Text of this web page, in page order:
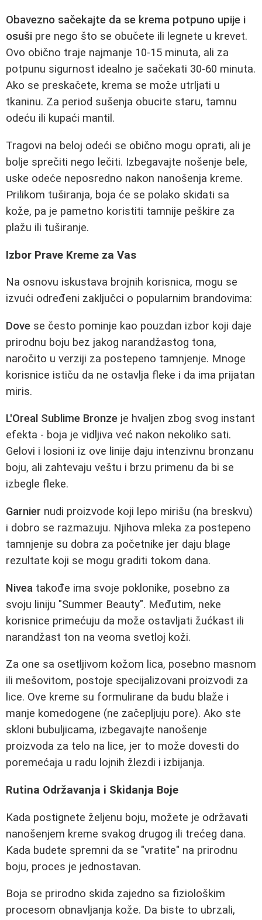
Obavezno sačekajte da se krema potpuno upije i
osuši pre nego što se obučete ili legnete u krevet.
Ovo obično traje najmanje 10-15 minuta, ali za
potpunu sigurnost idealno je sačekati 30-60 minuta.
Ako se preskačete, krema se može utrljati u
tkaninu. Za period sušenja obucite staru, tamnu
odeću ili kupaći mantil.
Tragovi na beloj odeći se obično mogu oprati, ali je
bolje sprečiti nego lečiti. Izbegavajte nošenje bele,
uske odeće neposredno nakon nanošenja kreme.
Prilikom tuširanja, boja će se polako skidati sa
kože, pa je pametno koristiti tamnije peškire za
plažu ili tuširanje.
Izbor Prave Kreme za Vas
Na osnovu iskustava brojnih korisnica, mogu se
izvući određeni zaključci o popularnim brandovima:
Dove se često pominje kao pouzdan izbor koji daje
prirodnu boju bez jakog narandžastog tona,
naročito u verziji za postepeno tamnjenje. Mnoge
korisnice ističu da ne ostavlja fleke i da ima prijatan
miris.
L'Oreal Sublime Bronze je hvaljen zbog svog instant
efekta - boja je vidljiva već nakon nekoliko sati.
Gelovi i losioni iz ove linije daju intenzivnu bronzanu
boju, ali zahtevaju veštu i brzu primenu da bi se
izbegle fleke.
Garnier nudi proizvode koji lepo mirišu (na breskvu)
i dobro se razmazuju. Njihova mleka za postepeno
tamnjenje su dobra za početnike jer daju blage
rezultate koji se mogu graditi tokom dana.
Nivea takođe ima svoje poklonike, posebno za
svoju liniju "Summer Beauty". Međutim, neke
korisnice primećuju da može ostavljati žućkast ili
narandžast ton na veoma svetloj koži.
Za one sa osetljivom kožom lica, posebno masnom
ili mešovitom, postoje specijalizovani proizvodi za
lice. Ove kreme su formulirane da budu blaže i
manje komedogene (ne začepljuju pore). Ako ste
skloni bubuljicama, izbegavajte nanošenje
proizvoda za telo na lice, jer to može dovesti do
poremećaja u radu lojnih žlezdi i izbijanja.
Rutina Održavanja i Skidanja Boje
Kada postignete željenu boju, možete je održavati
nanošenjem kreme svakog drugog ili trećeg dana.
Kada budete spremni da se "vratite" na prirodnu
boju, proces je jednostavan.
Boja se prirodno skida zajedno sa fiziološkim
procesom obnavljanja kože. Da biste to ubrzali,